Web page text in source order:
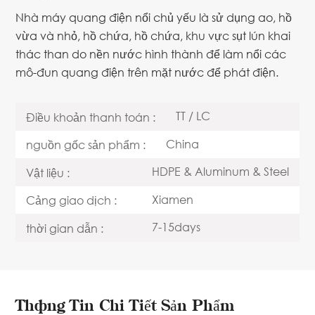
Nhà máy quang điện nổi chủ yếu là sử dụng ao, hồ
vừa và nhỏ, hồ chứa, hồ chứa, khu vực sụt lún khai
thác than do nền nước hình thành để làm nổi các
mô-đun quang điện trên mặt nước để phát điện.
Điều khoản thanh toán :
TT / LC
nguồn gốc sản phẩm :
China
Vật liệu :
HDPE & Aluminum & Steel
Cảng giao dịch :
Xiamen
thời gian dẫn :
7-15days
Thông Tin Chi Tiết Sản Phẩm